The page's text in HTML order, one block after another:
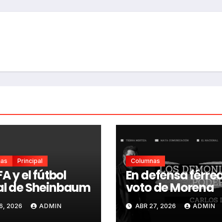
Principal
y el fútbol
de Sheinbaum
2026 ADMIN
Columnas
En defensa
voto de Morena
ABR 27, 2026 ADMIN